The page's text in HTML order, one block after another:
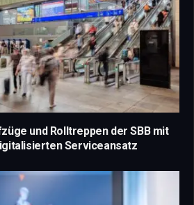
und Rolltreppen der SBB mit
Serviceansatz